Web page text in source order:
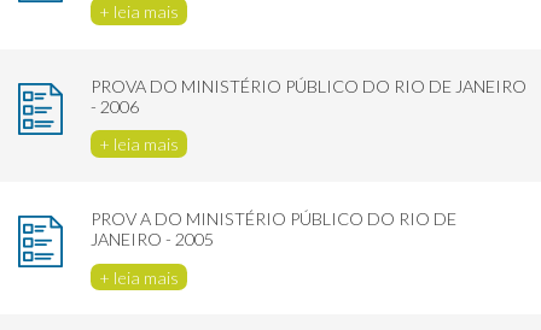
+ leia mais
PROVA DO MINISTÉRIO PÚBLICO DO RIO DE JANEIRO
- 2006
+ leia mais
PROV A DO MINISTÉRIO PÚBLICO DO RIO DE
JANEIRO - 2005
+ leia mais